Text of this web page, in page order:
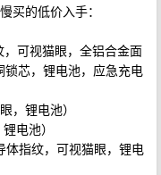
买的低价入手：
可视猫眼，全铝合金面
芯，锂电池，应急充电
，锂电池）
电池）
指纹，可视猫眼，锂电